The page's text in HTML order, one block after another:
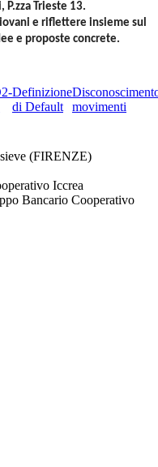
P.zza Trieste 13.
e riflettere insieme sul
e proposte concrete.
Definizione
di Default
movimenti
(FIRENZE)
Iccrea
Bancario Cooperativo